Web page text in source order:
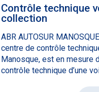
Contrôle technique
collection
ABR AUTOSUR
centre de contrôle
Manosque, est en mesure
contrôle technique d’une